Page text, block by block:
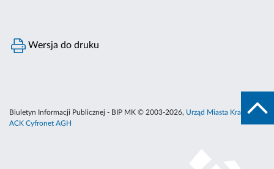
Wersja do druku
Biuletyn Informacji Publicznej - BIP MK © 2003-2026, Urząd Miasta Krakowa
ACK Cyfronet AGH